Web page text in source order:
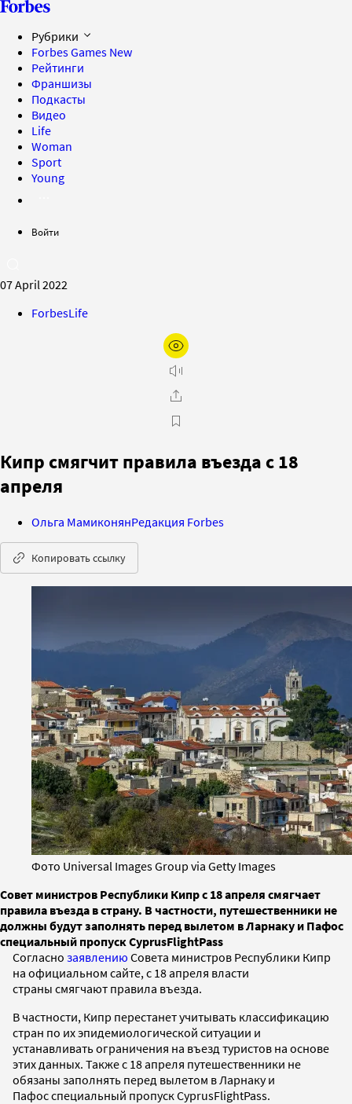
Рубрики
Forbes Games New
Рейтинги
Франшизы
Подкасты
Видео
Life
Woman
Sport
Young
Войти
07 April 2022
ForbesLife
Кипр смягчит правила въезда с 18
апреля
Ольга МамиконянРедакция Forbes
Копировать ссылку
Фото Universal Images Group via Getty Images
Совет министров Республики Кипр с 18 апреля смягчает
правила въезда в страну. В частности, путешественники не
должны будут заполнять перед вылетом в Ларнаку и Пафос
специальный пропуск CyprusFlightPass
Согласно заявлению Совета министров Республики Кипр
на официальном сайте, с 18 апреля власти
страны смягчают правила въезда.
В частности, Кипр перестанет учитывать классификацию
стран по их эпидемиологической ситуации и
устанавливать ограничения на въезд туристов на основе
этих данных. Также с 18 апреля путешественники не
обязаны заполнять перед вылетом в Ларнаку и
Пафос специальный пропуск CyprusFlightPass.